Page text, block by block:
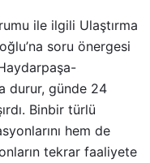
ile ilgili Ulaştırma
soru önergesi
durur, günde 24
Binbir türlü
hem de
tekrar faaliyete